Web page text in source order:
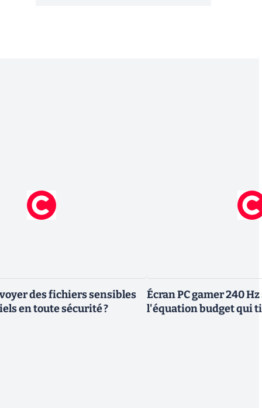
des fichiers sensibles
en toute sécurité ?
Écran PC gamer 240
l'équation budget qui